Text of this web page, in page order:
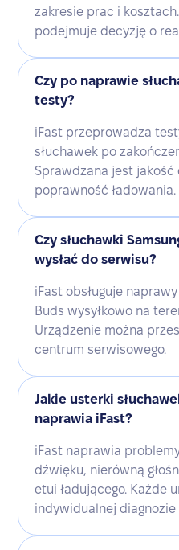
zakresie prac i
podejmuje decyzję o
Czy po naprawie
testy?
iFast przeprowadza
słuchawek po
Sprawdzana jest jakość
poprawność ładowania.
Czy słuchawki
wysłać do serwisu?
iFast obsługuje
Buds wysyłkowo na
Urządzenie można
centrum serwisowego.
Jakie usterki
naprawia iFast?
iFast naprawia
dźwięku, nierówną
etui ładującego. Każde
indywidualnej